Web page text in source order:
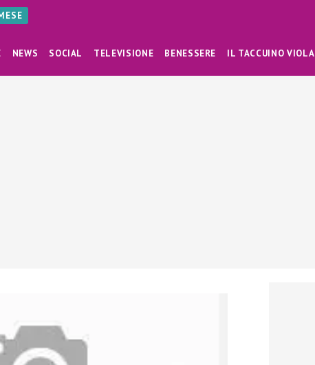
NEWS SOCIAL TELEVISIONE BENESSERE IL TACCUINO VIOLA